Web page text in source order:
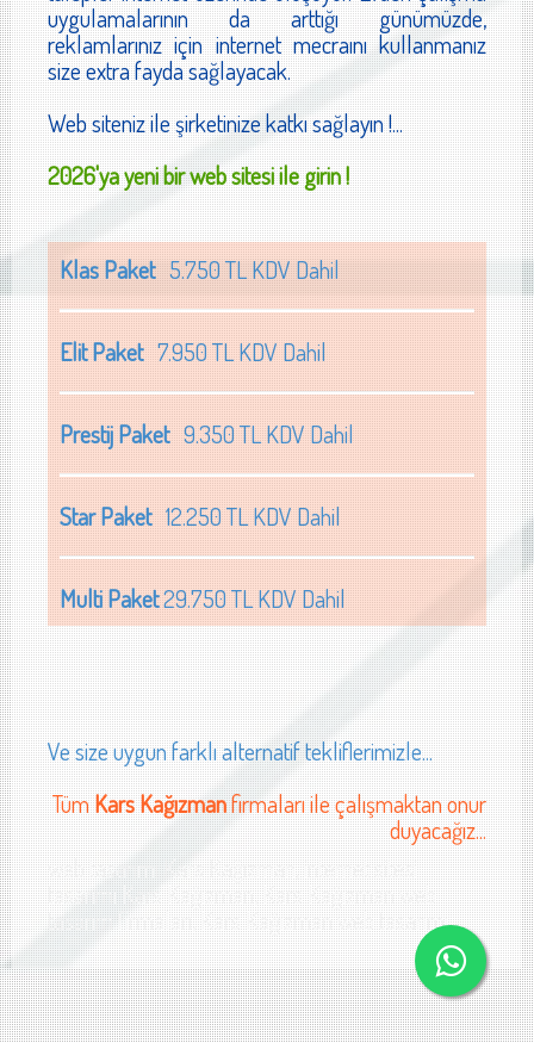
uygulamalarının da arttığı günümüzde,
reklamlarınız için internet mecraını kullanmanız
size extra fayda sağlayacak.
Web siteniz ile şirketinize katkı sağlayın !...
2026'ya yeni bir web sitesi ile girin !
Klas Paket5.750 TL KDV Dahil
Elit Paket7.950 TL KDV Dahil
Prestij Paket9.350 TL KDV Dahil
Star Paket12.250 TL KDV Dahil
Multi Paket29.750 TL KDV Dahil
Ve size uygun farklı alternatif tekliflerimizle...
TümKars Kağızmanfirmaları ile çalışmaktan onur
duyacağız...
web tasarımı Kars Kağızman, internet sitesi
tasarımı Kars Kağızman, Kars Kağızman web
tasarım firmaları, Kars Kağızman web tasarımı
web sitesi tasarımı Kars halı